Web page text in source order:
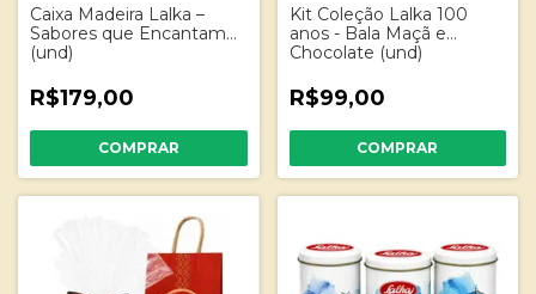
Caixa Madeira Lalka –
Sabores que Encantam
(und)
R$179,00
Kit Coleção Lalka 100
anos - Bala Maçã e
Chocolate (und)
R$99,00